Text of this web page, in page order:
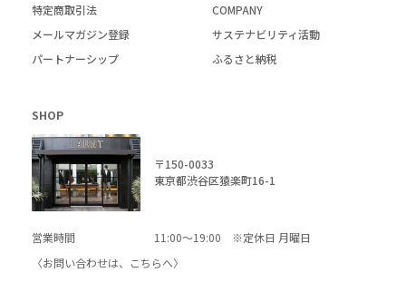
特定商取引法
COMPANY
メールマガジン登録
サステナビリティ活動
パートナーシップ
ふるさと納税
SHOP
〒150-0033
東京都渋谷区猿楽町16-1
営業時間
11:00～19:00 ※定休日 月曜日
〈お問い合わせは、
こちらへ〉